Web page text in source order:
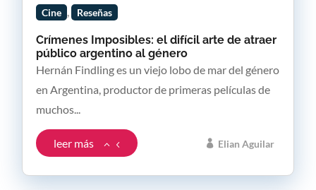
Crímenes Imposibles: el difícil arte de atraer
público argentino al género
Elian Aguilar
Cine , Reseñas
Hernán Findling es un viejo lobo de mar del género
en Argentina, productor de primeras películas de
muchos...
leer más